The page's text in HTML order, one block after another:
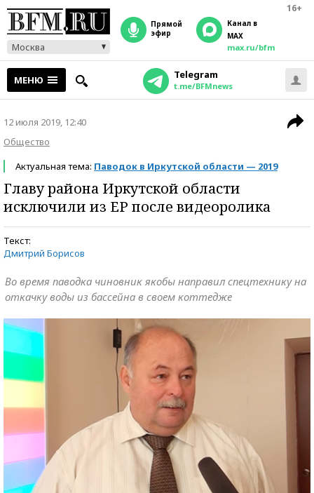
16+
Москва
прямой
эфир
Канал в
MAX
max.ru/bfm
МЕНЮ Telegram
t.me/BFMnews
12 июля 2019, 12:40
Общество
Актуальная тема: Паводок в Иркутской области — 2019
Главу района Иркутской области
исключили из ЕР после видеоролика
Текст:
Дмитрий Борисов
Во время паводка чиновник якобы направил спецтехнику на
откачку воды из бассейна в своем коттедже